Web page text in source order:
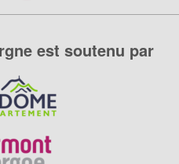
est soutenu par